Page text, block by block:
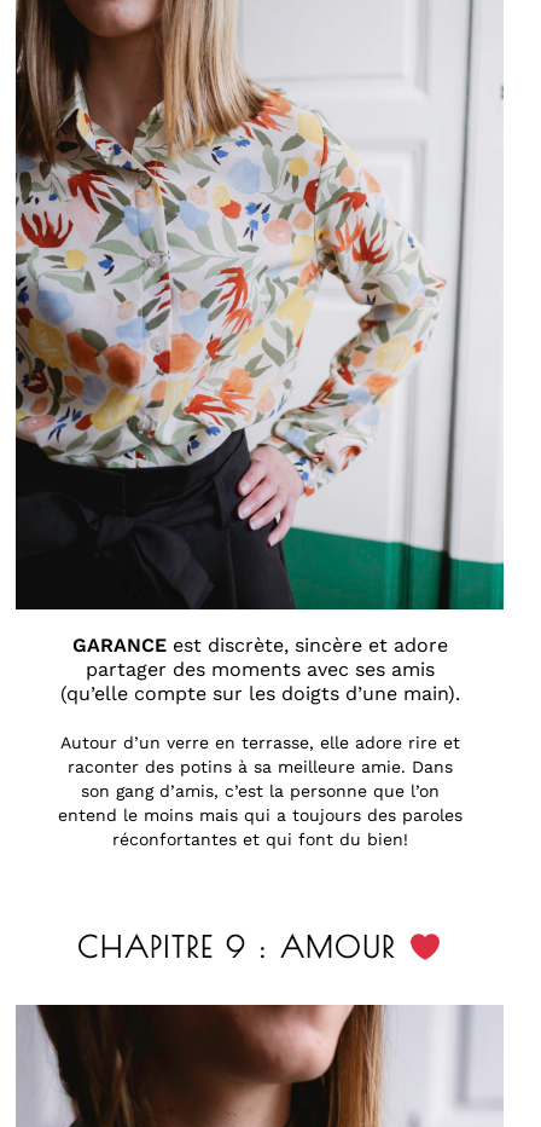
GARANCEest discrète, sincère et adore
partager des moments avec ses amis
(qu’elle compte sur les doigts d’une main).
Autour d’un verre en terrasse, elle adore rire et
raconter des potins à sa meilleure amie. Dans
son gang d’amis, c’est la personne que l’on
entend le moins mais qui a toujours des paroles
réconfortantes et qui font du bien!
CHAPITRE 9 : AMOUR